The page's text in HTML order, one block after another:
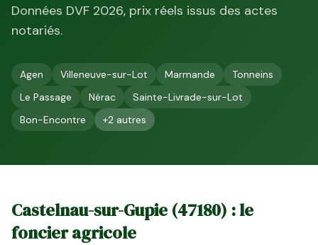
Données DVF 2026, prix réels issus des actes
notariés.
Agen Villeneuve-sur-Lot Marmande
Tonneins
Le Passage
Nérac
Sainte-Livrade-sur-Lot
Bon-Encontre
+2 autres
Castelnau-sur-Gupie (47180) : le
foncier agricole